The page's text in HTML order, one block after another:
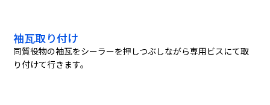
袖瓦取り付け
同質役物の袖瓦をシーラーを押しつぶしながら専用ビスにて取
り付けて行きます。